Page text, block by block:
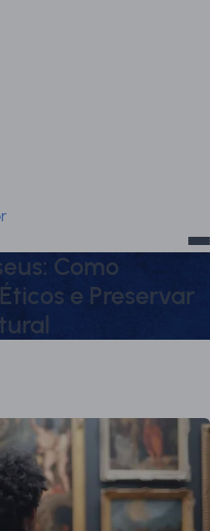
Como
e Preservar